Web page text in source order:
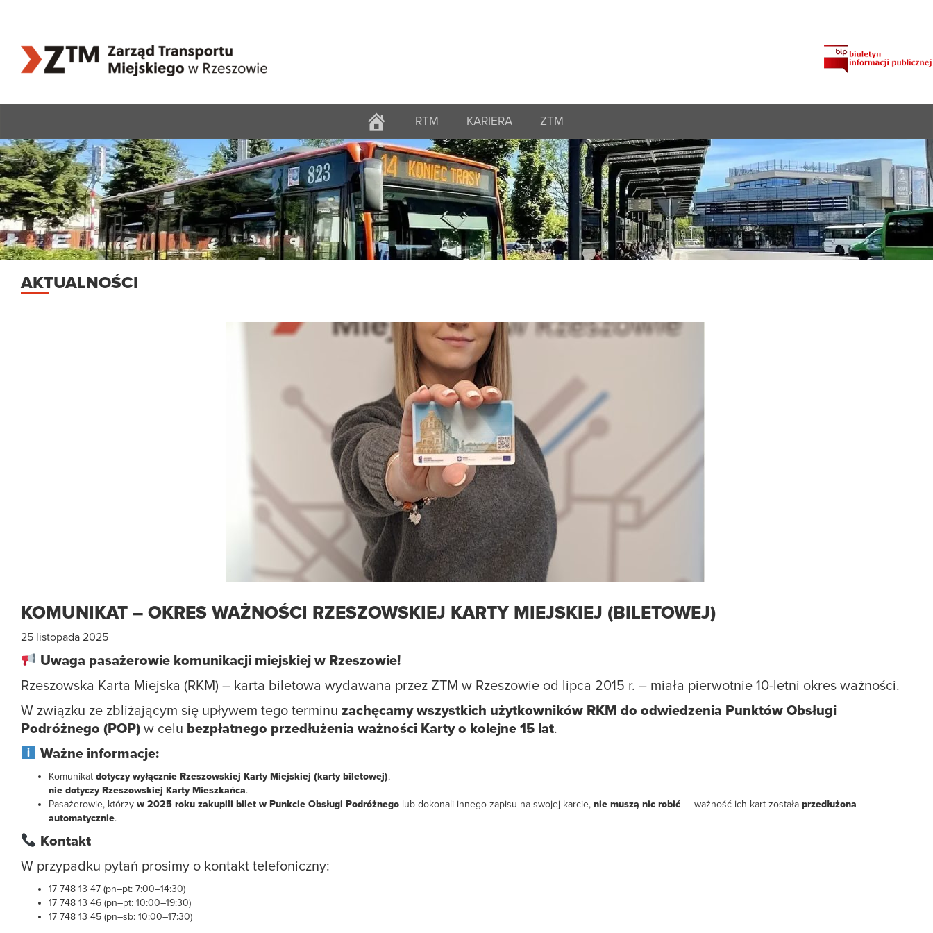
STRONA
GŁÓWNA
RTM KARIERA ZTM
AKTUALNOŚCI
KOMUNIKAT – OKRES WAŻNOŚCI RZESZOWSKIEJ KARTY MIEJSKIEJ (BILETOWEJ)
25 listopada 2025
Uwaga pasażerowie komunikacji miejskiej w Rzeszowie!
Rzeszowska Karta Miejska (RKM) – karta biletowa wydawana przez ZTM w Rzeszowie od lipca 2015 r. – miała pierwotnie 10-letni okres ważności.
W związku ze zbliżającym się upływem tego terminu zachęcamy wszystkich użytkowników RKM do odwiedzenia Punktów Obsługi
Podróżnego (POP) w celu bezpłatnego przedłużenia ważności Karty o kolejne 15 lat.
Ważne informacje:
Komunikat dotyczy wyłącznie Rzeszowskiej Karty Miejskiej (karty biletowej),
nie dotyczy Rzeszowskiej Karty Mieszkańca.
Pasażerowie, którzy w 2025 roku zakupili bilet w Punkcie Obsługi Podróżnego lub dokonali innego zapisu na swojej karcie, nie muszą nic robić — ważność ich kart została przedłużona
automatycznie.
Kontakt
W przypadku pytań prosimy o kontakt telefoniczny:
17 748 13 47 (pn–pt: 7:00–14:30)
17 748 13 46 (pn–pt: 10:00–19:30)
17 748 13 45 (pn–sb: 10:00–17:30)